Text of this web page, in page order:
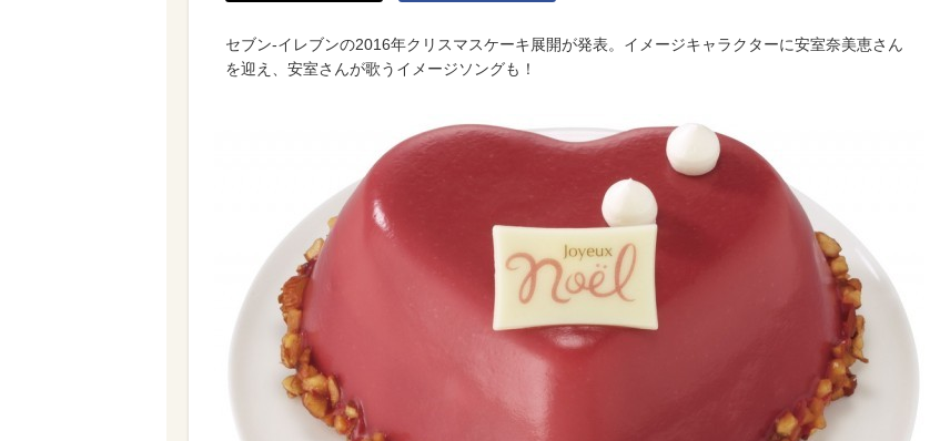
セブン-イレブンの2016年クリスマスケーキ展開が発表。イメージキャラクターに安室奈美恵さん
を迎え、安室さんが歌うイメージソングも！